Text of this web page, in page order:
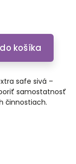
košíka
safe sivá –
samostatnosť
činnostiach.